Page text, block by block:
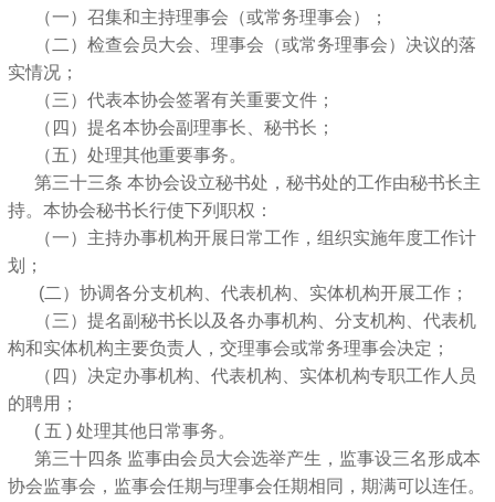
（一）召集和主持理事会（或常务理事会）；
（二）检查会员大会、理事会（或常务理事会）决议的落
实情况；
（三）代表本协会签署有关重要文件；
（四）提名本协会副理事长、秘书长；
（五）处理其他重要事务。
第三十三条 本协会设立秘书处，秘书处的工作由秘书长主
持。本协会秘书长行使下列职权：
（一）主持办事机构开展日常工作，组织实施年度工作计
划；
(二）协调各分支机构、代表机构、实体机构开展工作；
（三）提名副秘书长以及各办事机构、分支机构、代表机
构和实体机构主要负责人，交理事会或常务理事会决定；
（四）决定办事机构、代表机构、实体机构专职工作人员
的聘用；
( 五 ) 处理其他日常事务。
第三十四条 监事由会员大会选举产生，监事设三名形成本
协会监事会，监事会任期与理事会任期相同，期满可以连任。